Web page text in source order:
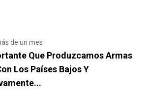
de un mes
Que Produzcamos Armas
Los Países Bajos Y